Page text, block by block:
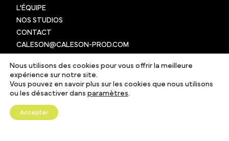
L'ÉQUIPE
NOS STUDIOS
CONTACT
CALESON@CALESON-PROD.COM
22 RUE DU FAUBOURG DU TEMPLE, 75011 PARIS
© 2024 Cale Son Productions
Nous utilisons des cookies pour vous offrir la meilleure
expérience sur notre site.
Vous pouvez en savoir plus sur les cookies que nous utilisons
ou les désactiver dans paramètres.
Accepter